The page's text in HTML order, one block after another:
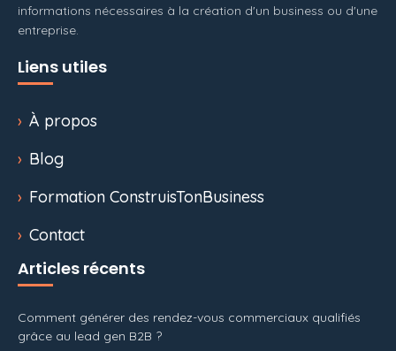
informations nécessaires à la création d'un business ou d'une
entreprise.
Liens utiles
À propos
Blog
Formation ConstruisTonBusiness
Contact
Articles récents
Comment générer des rendez-vous commerciaux qualifiés
grâce au lead gen B2B ?